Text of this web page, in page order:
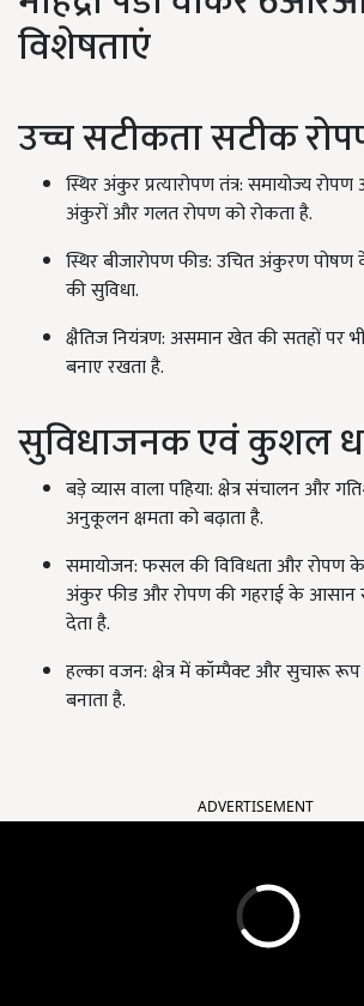
विशेषताएं
उच्च सटीकता सटीक
स्थिर अंकुर प्रत्यारोपण तंत्र: समायोज्य
अंकुरों और गलत रोपण को रोकता है.
स्थिर बीजारोपण फीड: उचित अंकुरण पोषण
की सुविधा.
क्षैतिज नियंत्रण: असमान खेत की सतहों पर
बनाए रखता है.
सुविधाजनक एवं कुशल
बड़े व्यास वाला पहिया: क्षेत्र संचालन और
अनुकूलन क्षमता को बढ़ाता है.
समायोजन: फसल की विविधता और रोपण
अंकुर फीड और रोपण की गहराई के आसान
देता है.
हल्का वजन: क्षेत्र में कॉम्पैक्ट और सुचारू
बनाता है.
ADVERTISEMENT